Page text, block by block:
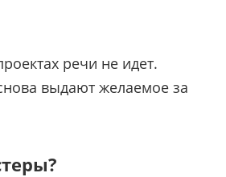
речи не идет.
выдают желаемое за